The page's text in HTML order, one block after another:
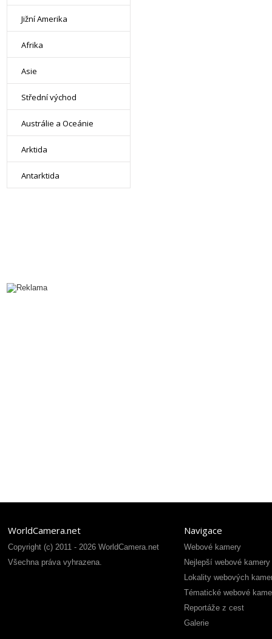
Jižní Amerika
Afrika
Asie
Střední východ
Austrálie a Oceánie
Arktida
Antarktida
WorldCamera.net
Copyright (c) 2011 - 2026 WorldCamera.net
Všechna práva vyhrazena.
Navigace
Webové kamery
Nejlepší webové kamery
Lokality webových
Tématické webové
Reportáže z cest
Galerie